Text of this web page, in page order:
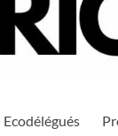
Ecodélégués